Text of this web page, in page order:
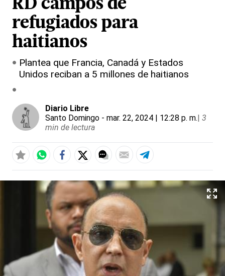
RD campos de
refugiados para
haitianos
Plantea que Francia, Canadá y Estados
Unidos reciban a 5 millones de haitianos
Diario Libre
Santo Domingo - mar. 22, 2024 | 12:28 p. m.| 3
min de lectura